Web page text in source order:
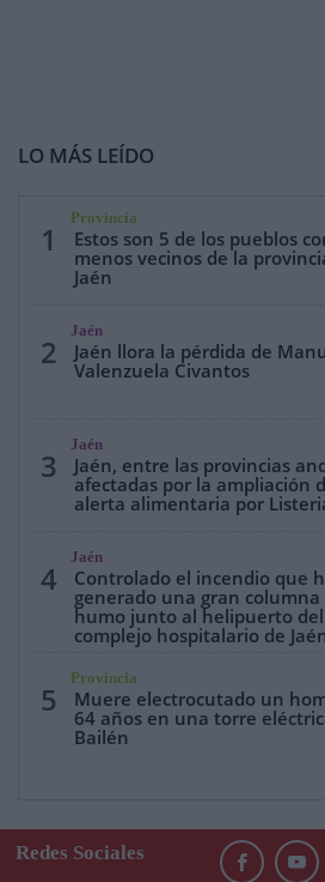
LO MÁS LEÍDO
1
Provincia
Estos son 5 de los pueblos
menos vecinos de la
Jaén
2
Jaén
Jaén llora la pérdida de
Valenzuela Civantos
3
Jaén
Jaén, entre las provincias
afectadas por la ampliación
alerta alimentaria por
4
Jaén
Controlado el incendio que
generado una gran columna
humo junto al helipuerto del
complejo hospitalario de Jaén
5
Provincia
Muere electrocutado un
64 años en una torre
Bailén
Redes Sociales